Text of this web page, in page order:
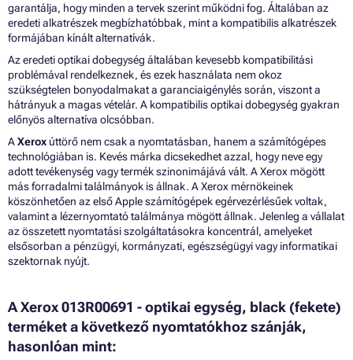
garantálja, hogy minden a tervek szerint működni fog. Általában az
eredeti alkatrészek megbízhatóbbak, mint a kompatibilis alkatrészek
formájában kínált alternatívák.
Az eredeti optikai dobegység általában kevesebb kompatibilitási
problémával rendelkeznek, és ezek használata nem okoz
szükségtelen bonyodalmakat a garanciaigénylés során, viszont a
hátrányuk a magas vételár. A kompatibilis optikai dobegység gyakran
előnyös alternatíva olcsóbban.
AXerox úttörő nem csak a nyomtatásban, hanem a számítógépes
technológiában is. Kevés márka dicsekedhet azzal, hogy neve egy
adott tevékenység vagy termék szinonimájává vált. A Xerox mögött
más forradalmi találmányok is állnak. A Xerox mérnökeinek
köszönhetően az első Apple számítógépek egérvezérlésűek voltak,
valamint a lézernyomtató találmánya mögött állnak. Jelenleg a vállalat
az összetett nyomtatási szolgáltatásokra koncentrál, amelyeket
elsősorban a pénzügyi, kormányzati, egészségügyi vagy informatikai
szektornak nyújt.
A Xerox 013R00691 - optikai egység, black (fekete)
terméket a következő nyomtatókhoz szánják,
hasonlóan mint: